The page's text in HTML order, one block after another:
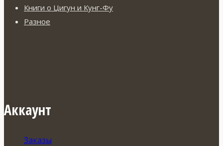
Книги о Цигун и Кунг-Фу
Разное
Аккаунт
Заказы